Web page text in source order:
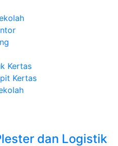
Kertas
Kertas
dan Logistik